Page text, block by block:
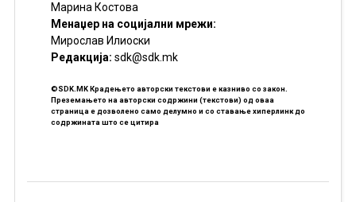
Марина Костова
Менаџер на социјални мрежи:
Мирослав Илиоски
Редакцијa: sdk@sdk.mk
©SDK.MK Крадењето авторски текстови е казниво со закон.
Преземањето на авторски содржини (текстови) од оваа
страница е дозволено само делумно и со ставање хиперлинк до
содржината што се цитира